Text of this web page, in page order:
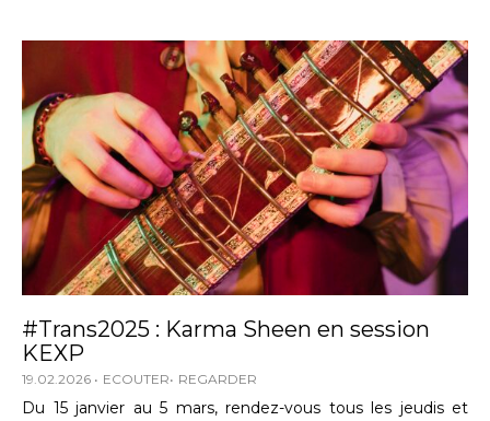
#Trans2025 : Karma Sheen en session
KEXP
19.02.2026 ECOUTER REGARDER
Du 15 janvier au 5 mars, rendez-vous tous les jeudis et